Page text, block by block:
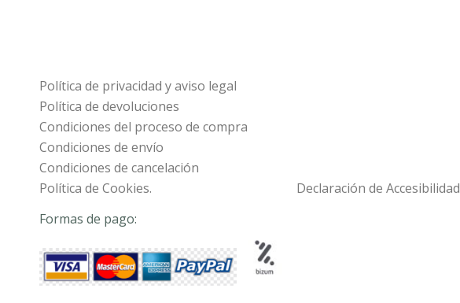
Política de privacidad y aviso legal
Política de devoluciones
Condiciones del proceso de compra
Condiciones de envío
Condiciones de cancelación
Política de Cookies.
Declaración de Accesibilidad
Formas de pago: